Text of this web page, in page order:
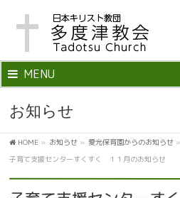
MENU
お知らせ
HOME » お知らせ » 愛光保育園からのお知らせ »
子育て支援センターすくすく １１月のお知らせ